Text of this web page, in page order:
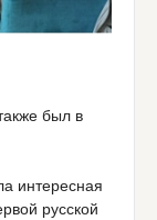
был в
интересная
русской